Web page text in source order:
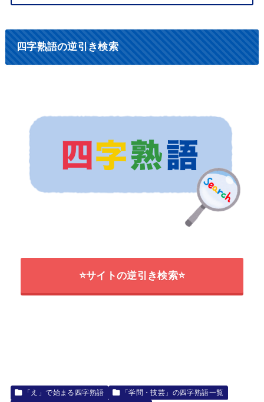
四字熟語の逆引き検索
⭐サイトの逆引き検索⭐
「え」で始まる四字熟語
「学問・技芸」の四字熟語一覧